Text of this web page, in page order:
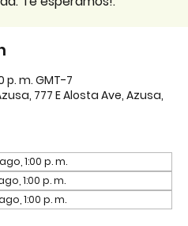
p. m. GMT-7
777 E Alosta Ave, Azusa,
1:00 p. m.
1:00 p. m.
1:00 p. m.